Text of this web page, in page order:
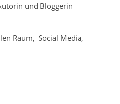
und Bloggerin
Raum, Social Media,